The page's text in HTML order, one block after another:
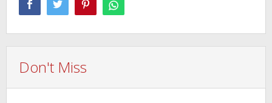
Don't Miss